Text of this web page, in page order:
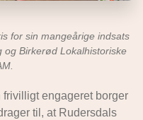
for sin mangeårige indsats
og Birkerød Lokalhistoriske
frivilligt engageret borger
til, at Rudersdals